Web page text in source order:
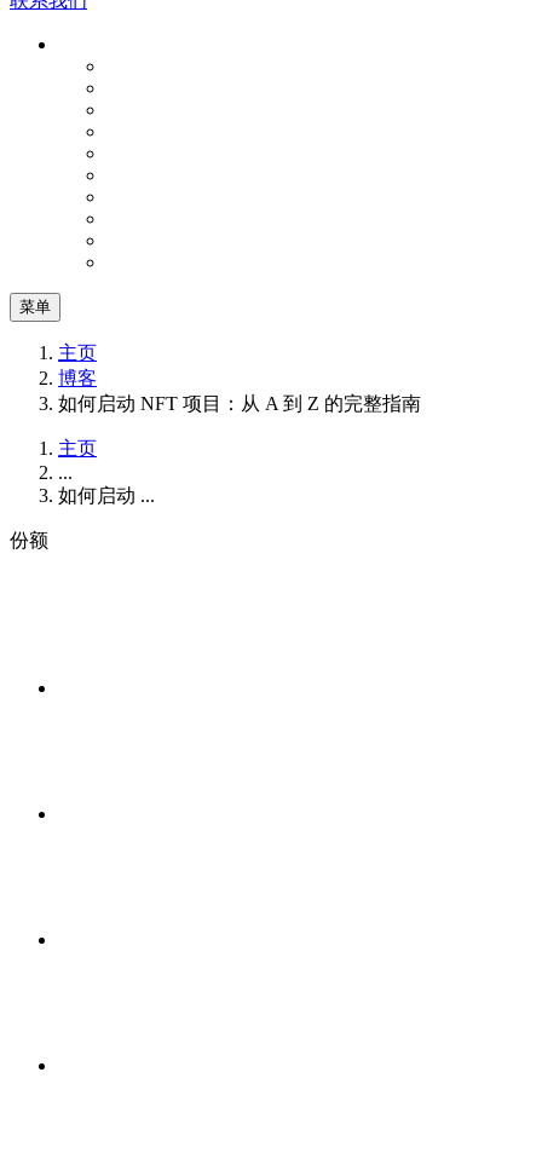
菜单
主页
博客
如何启动 NFT 项目：从 A 到 Z 的完整指南
主页
...
如何启动 ...
份额